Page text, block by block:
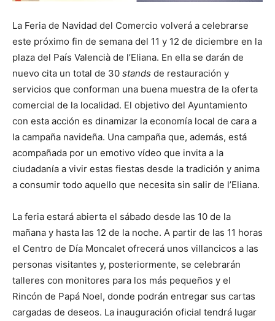
La Feria de Navidad del Comercio volverá a celebrarse
este próximo fin de semana del 11 y 12 de diciembre en la
plaza del País Valencià de l’Eliana. En ella se darán de
nuevo cita un total de 30 stands de restauración y
servicios que conforman una buena muestra de la oferta
comercial de la localidad. El objetivo del Ayuntamiento
con esta acción es dinamizar la economía local de cara a
la campaña navideña. Una campaña que, además, está
acompañada por un emotivo vídeo que invita a la
ciudadanía a vivir estas fiestas desde la tradición y anima
a consumir todo aquello que necesita sin salir de l’Eliana.
La feria estará abierta el sábado desde las 10 de la
mañana y hasta las 12 de la noche. A partir de las 11 horas
el Centro de Día Moncalet ofrecerá unos villancicos a las
personas visitantes y, posteriormente, se celebrarán
talleres con monitores para los más pequeños y el
Rincón de Papá Noel, donde podrán entregar sus cartas
cargadas de deseos. La inauguración oficial tendrá lugar